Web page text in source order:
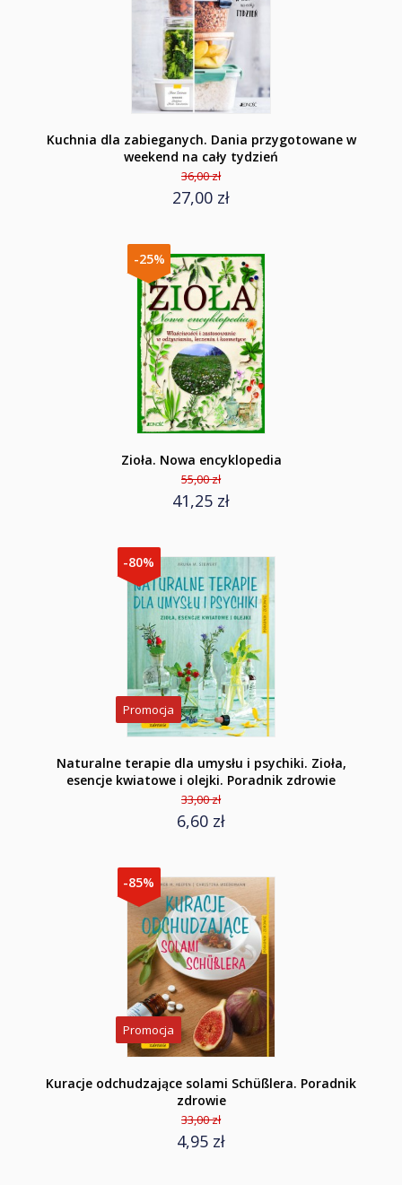
Kuchnia dla zabieganych. Dania przygotowane w
weekend na cały tydzień
36,00 zł
27,00 zł
-25%
Zioła. Nowa encyklopedia
55,00 zł
41,25 zł
-80%
Promocja
Naturalne terapie dla umysłu i psychiki. Zioła,
esencje kwiatowe i olejki. Poradnik zdrowie
33,00 zł
6,60 zł
-85%
Promocja
Kuracje odchudzające solami Schüßlera. Poradnik
zdrowie
33,00 zł
4,95 zł